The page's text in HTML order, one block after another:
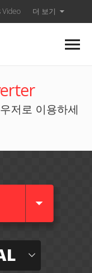
Video 더 보기
저로 이용하세